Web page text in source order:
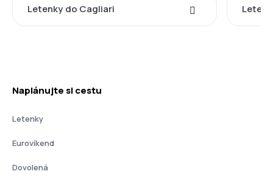
Letenky do Cagliari
Naplánujte si cestu
Letenky
Eurovíkend
Dovolená